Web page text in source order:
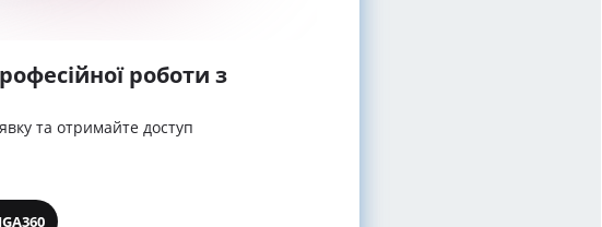
роботи з
та отримайте доступ